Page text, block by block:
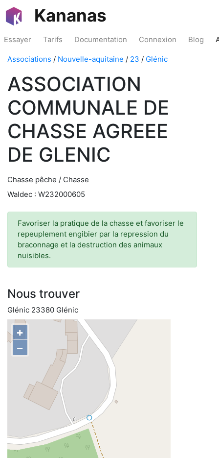
Kananas
Essayer Tarifs Documentation Connexion Blog
Associations / Nouvelle-aquitaine / 23 / Glénic
ASSOCIATION
COMMUNALE DE
CHASSE AGREEE
DE GLENIC
Chasse pêche / Chasse
Waldec : W232000605
Favoriser la pratique de la chasse et favoriser le
repeuplement engibier par la repression du
braconnage et la destruction des animaux
nuisibles.
Nous trouver
Glénic 23380 Glénic
+
−